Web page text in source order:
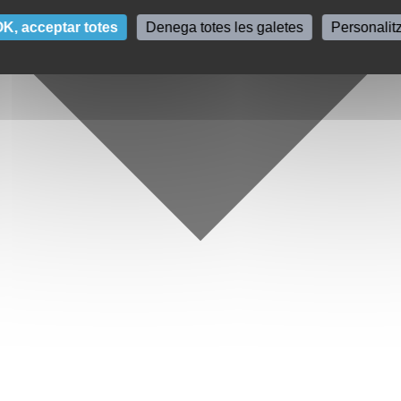
acceptar totes Denega totes les galetes